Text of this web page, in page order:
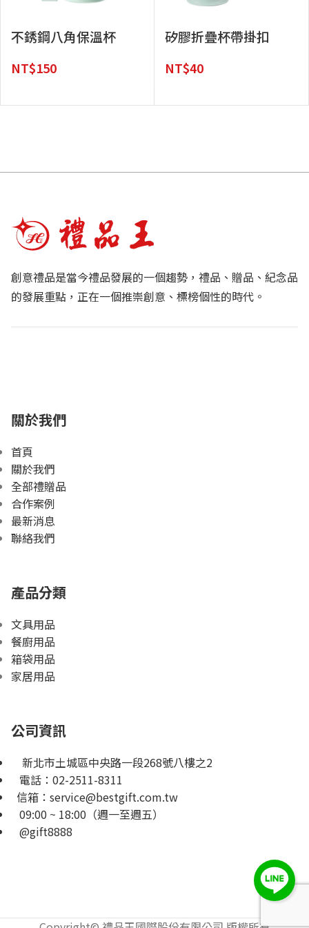
不銹鋼八角保溫杯
NT$150
矽膠折疊杯帶掛扣
NT$40
創意禮品是當今禮品發展的一個趨勢，禮品、贈品、紀念品
的發展重點，正在一個推崇創意、標榜個性的時代。
關於我們
首頁
關於我們
全部禮贈品
合作案例
最新消息
聯絡我們
產品分類
文具用品
餐廚用品
箱袋用品
家居用品
公司資訊
新北市土城區中央路一段268號八樓之2
電話： 02-2511-8311
信箱： service@bestgift.com.tw
09:00 ~ 18:00（週一至週五）
@gift8888